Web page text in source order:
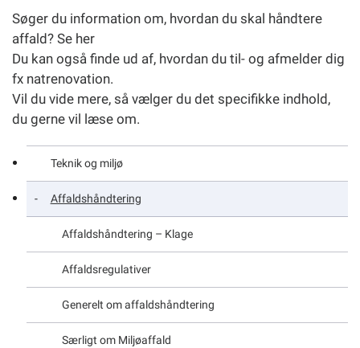
Tsunami
sullissivik.gl
Planportal
Om kommunen
Teknik og miljø
Affaldshåndtering
Affaldshåndtering – Klage
Affaldsregulativer
Generelt om affaldshåndtering
Særligt om Miljøaffald
Søger du information om, hvordan du skal håndtere
affald? Se her
Du kan også finde ud af, hvordan du til- og afmelder dig
fx natrenovation.
Vil du vide mere, så vælger du det specifikke indhold,
du gerne vil læse om.